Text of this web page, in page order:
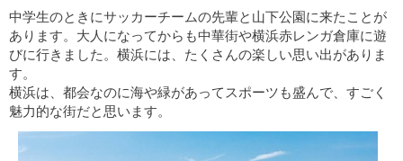
中学生のときにサッカーチームの先輩と山下公園に来たことが
あります。大人になってからも中華街や横浜赤レンガ倉庫に遊
びに行きました。横浜には、たくさんの楽しい思い出がありま
す。
横浜は、都会なのに海や緑があってスポーツも盛んで、すごく
魅力的な街だと思います。